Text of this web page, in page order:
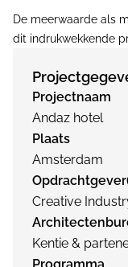
De meerwaarde als
dit indrukwekkende
Projectnaam
Andaz hotel
Plaats
Amsterdam
Creative
Kentie &